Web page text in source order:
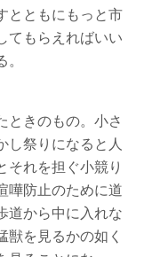
とともにもっと市
てもらえればいい
ときのもの。小さ
し祭りになると人
それを担ぐ小競り
嘩防止のために道
道から中に入れな
獣を見るかの如く